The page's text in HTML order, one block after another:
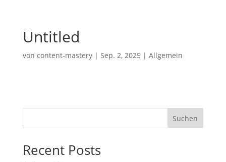
Untitled
von content-mastery| Sep. 2, 2025 | Allgemein
Suchen
Recent Posts